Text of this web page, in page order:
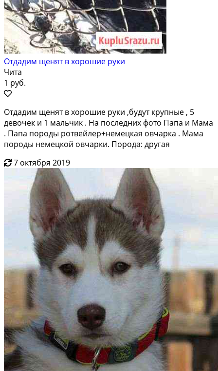
Отдадим щенят в хорошие руки
Чита
1 руб.
Отдадим щенят в хорошие руки ,будут крупные , 5
девочек и 1 мальчик . На последних фото Папа и Мама
. Папа породы ротвейлер+немецкая овчарка . Мама
породы немецкой овчарки. Порода: другая
7 октября 2019